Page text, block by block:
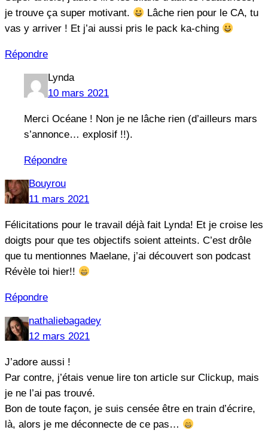
je trouve ça super motivant.
Lâche rien pour le CA, tu
vas y arriver ! Et j’ai aussi pris le pack ka-ching
Répondre
Lynda
10 mars 2021
Merci Océane ! Non je ne lâche rien (d’ailleurs mars
s’annonce… explosif !!).
Répondre
Bouyrou
11 mars 2021
Félicitations pour le travail déjà fait Lynda! Et je croise les
doigts pour que tes objectifs soient atteints. C’est drôle
que tu mentionnes Maelane, j’ai découvert son podcast
Révèle toi hier!!
Répondre
nathaliebagadey
12 mars 2021
J’adore aussi !
Par contre, j’étais venue lire ton article sur Clickup, mais
je ne l’ai pas trouvé.
Bon de toute façon, je suis censée être en train d’écrire,
là, alors je me déconnecte de ce pas…